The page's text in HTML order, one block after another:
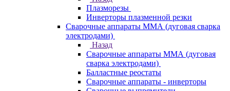
Плазморезы
Инверторы плазменной резки
Сварочные аппараты ММА (дуговая сварка
электродами)
Назад
Сварочные аппараты ММА (дуговая
сварка электродами)
Балластные реостаты
Сварочные аппараты - инверторы